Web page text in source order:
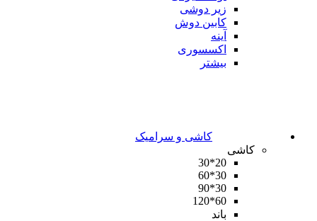
زیر دوشی
کابین دوش
آینه
اکسسوری
بیشتر
کاشی و سرامیک
کاشی
20*30
30*60
30*90
60*120
باند